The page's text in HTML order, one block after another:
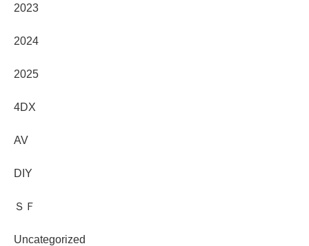
2023
2024
2025
4DX
AV
DIY
ＳＦ
Uncategorized